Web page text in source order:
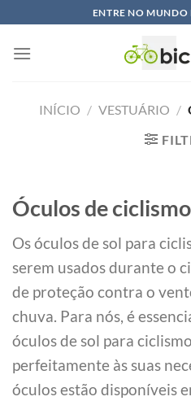
para
ENTRE NO MUNDO
INÍCIO / VESTUÁRIO /
Óculos de ciclismo
Os óculos de sol para
serem usados durante o
de proteção contra o
chuva. Para nós, é
óculos de sol para
perfeitamente às suas
óculos estão disponíveis